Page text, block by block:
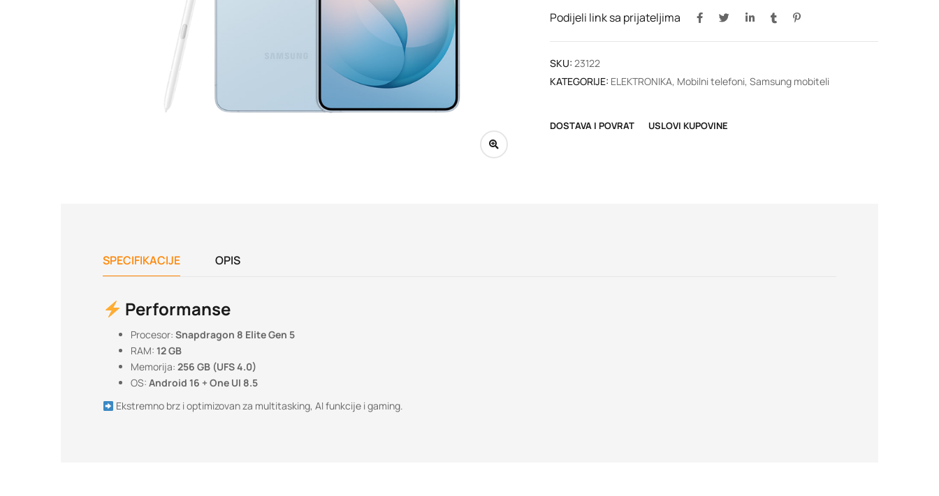
Podijeli link sa prijateljima
SKU: 23122
KATEGORIJE: ELEKTRONIKA, Mobilni telefoni, Samsung mobiteli
DOSTAVA I POVRAT USLOVI KUPOVINE
SPECIFIKACIJE OPIS
Performanse
Procesor: Snapdragon 8 Elite Gen 5
RAM: 12 GB
Memorija: 256 GB (UFS 4.0)
OS: Android 16 + One UI 8.5
Ekstremno brz i optimizovan za multitasking, AI funkcije i gaming.